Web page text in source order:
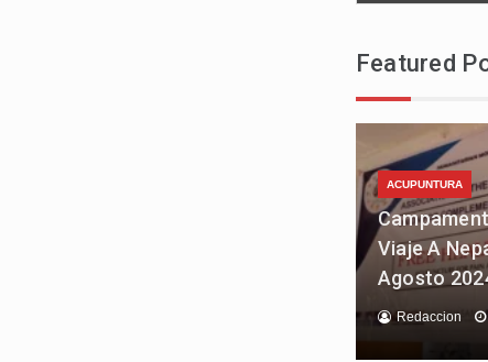
Featured
ACUPUNTURA
Viaje A
Agosto
Redaccion